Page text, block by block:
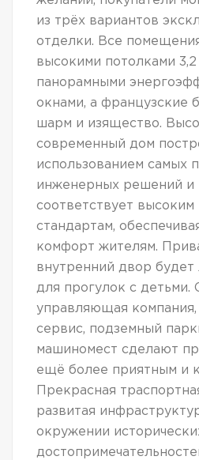
из трёх вариантов
отделки. Все
высокими потолками
панорамными
окнами, а французские
шарм и изящество.
современный дом
использованием самых
инженерных решений и
соответствует
стандартам,
комфорт жителям.
внутренний двор
для прогулок с детьми.
управляющая
сервис, подземный
машиномест сделают
ещё более приятным и
Прекрасная
развитая
окружении